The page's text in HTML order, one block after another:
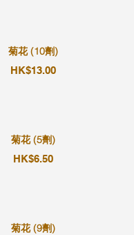
菊花 (10劑)
HK$13.00
菊花 (5劑)
HK$6.50
菊花 (9劑)